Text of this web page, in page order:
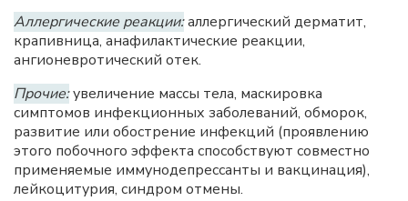
Аллергические реакции:аллергический дерматит,
крапивница, анафилактические реакции,
ангионевротический отек.
Прочие:увеличение массы тела, маскировка
симптомов инфекционных заболеваний, обморок,
развитие или обострение инфекций (проявлению
этого побочного эффекта способствуют совместно
применяемые иммунодепрессанты и вакцинация),
лейкоцитурия, синдром отмены.